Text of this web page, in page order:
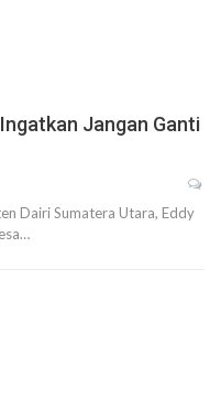
Jangan Ganti
Dairi Sumatera Utara, Eddy